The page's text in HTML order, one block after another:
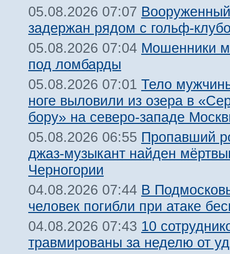
05.08.2026 07:07
задержан рядом с гольф-
05.08.2026 07:04 Мошенники
под ломбарды
05.08.2026 07:01 Тело
ноге выловили из озера в
бору» на северо-западе
05.08.2026 06:55 Пропавший
джаз-музыкант найден
Черногории
04.08.2026 07:44 В
человек погибли при атаке
04.08.2026 07:43 10
травмированы за неделю от